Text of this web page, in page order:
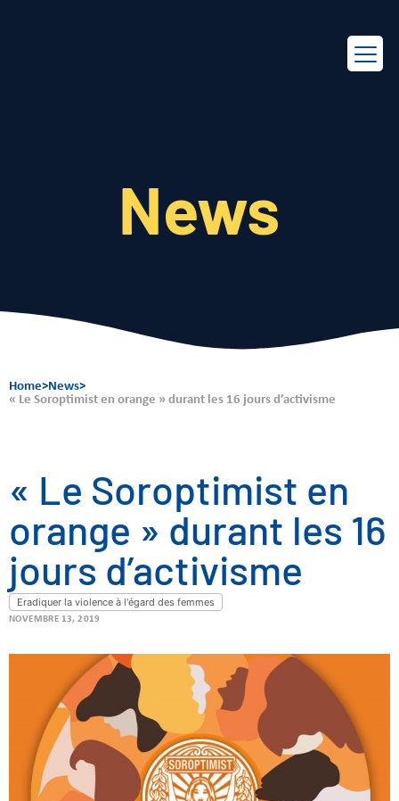
News
Home>News>
« Le Soroptimist en orange » durant les 16 jours d’activisme
« Le Soroptimist en
orange » durant les 16
jours d’activisme
Eradiquer la violence à l'égard des femmes
NOVEMBRE 13, 2019